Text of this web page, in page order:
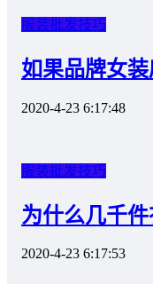
服装批发技巧
如果品牌女
2020-4-23 6:17:48
服装批发技巧
为什么几千
2020-4-23 6:17:53